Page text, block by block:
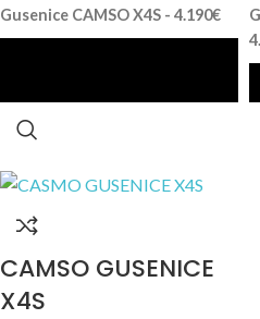
Gusenice CAMSO X4S - 4.190€
CAMSO GUSENICE
X4S